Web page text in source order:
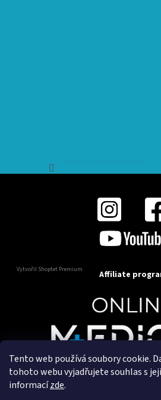
Tento web používá soubory cookie.
tohoto webu vyjadřujete souhlas s
informacízde.
Vytvořil Shoptet Premium Affiliate
Copyright 2025
Vytvořil a marketingově zajišťuje